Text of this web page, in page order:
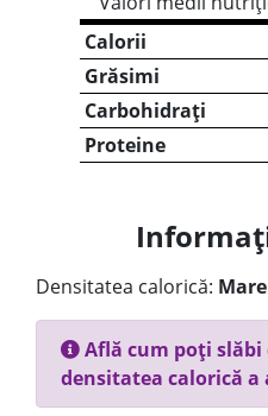
Calorii
Grăsimi
Carbohidrați
Proteine
Densitatea calorică:
Află cum poți slăbi
densitatea calorică